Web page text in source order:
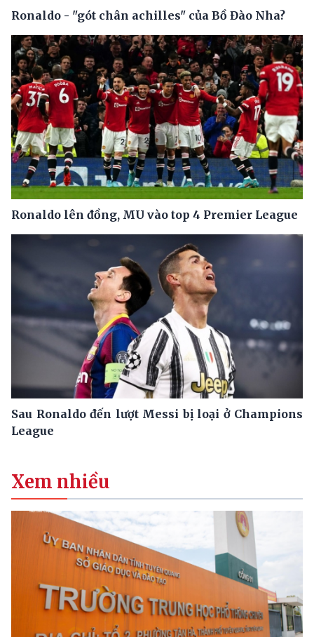
Ronaldo - "gót chân achilles" của Bồ Đào Nha?
Ronaldo lên đồng, MU vào top 4 Premier League
Sau Ronaldo đến lượt Messi bị loại ở Champions
League
Xem nhiều